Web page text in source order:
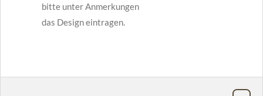
bitte unter Anmerkungen
das Design eintragen.